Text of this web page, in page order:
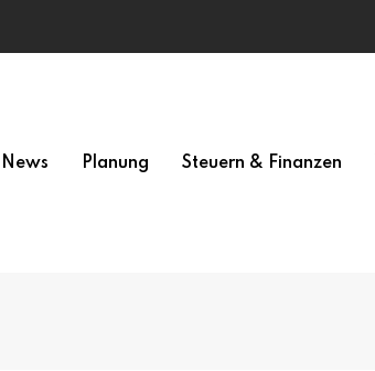
News Planung Steuern & Finanzen